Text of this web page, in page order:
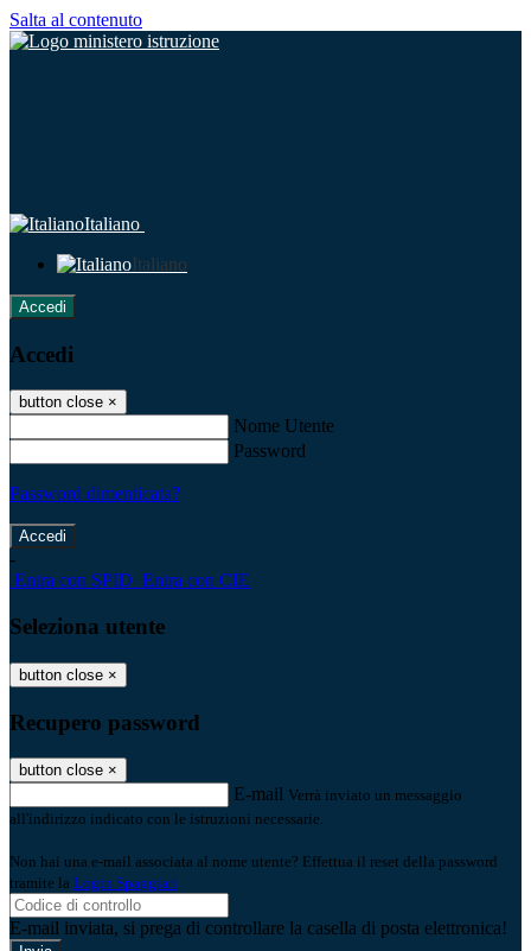
Salta al contenuto
Italiano
Italiano
Accedi
Accedi
button close ×
Nome Utente
Password
Password dimenticata?
-
Entra con SPID Entra con CIE
Seleziona utente
button close ×
Recupero password
button close ×
E-mail Verrà inviato un messaggio
all'indirizzo indicato con le istruzioni necessarie.
Non hai una e-mail associata al nome utente? Effettua il reset della password
tramite la Login Spaggiari
E-mail inviata, si prega di controllare la casella di posta elettronica!